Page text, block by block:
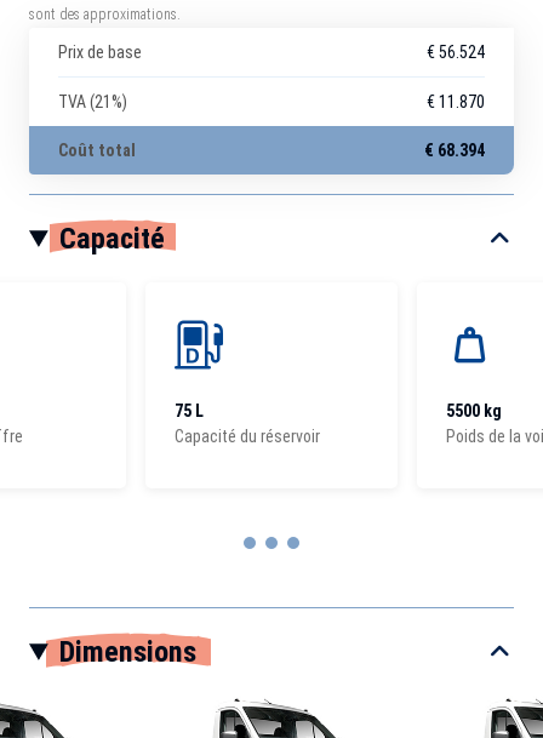
sont des approximations.
Prix de base € 56.524
TVA (21%) € 11.870
Coût total € 68.394
Capacité
75 L
Capacité du réservoir
5500 kg
Poids de la
Dimensions